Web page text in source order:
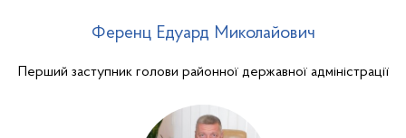
Ференц Едуард Миколайович
Перший заступник голови районної державної адміністрації